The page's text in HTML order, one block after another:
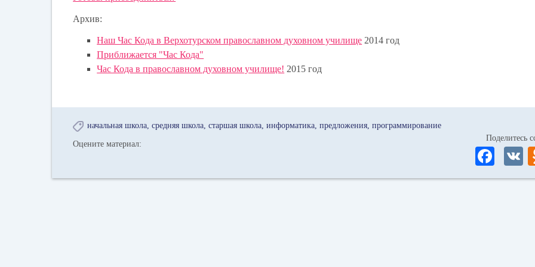
Архив:
Наш Час Кода в Верхотурском православном духовном училище 2014 год
Приближается "Час Кода"
Час Кода в православном духовном училище! 2015 год
начальная школа средняя школа старшая школа информатика предложения программирование
Оцените материал:
Поделитесь
Fa
ce